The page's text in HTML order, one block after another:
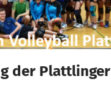
der Plattlinger